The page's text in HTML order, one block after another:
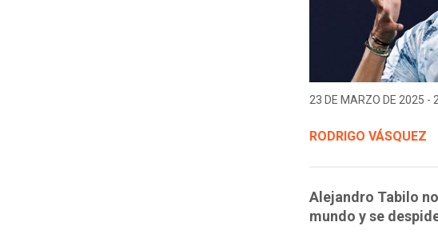
23 DE MARZO DE 2025 -
RODRIGO VÁSQUEZ
Alejandro Tabilo
mundo y se